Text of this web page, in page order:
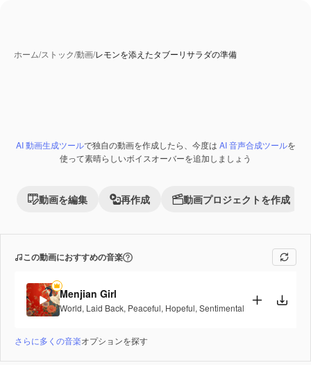
ホーム/ストック/動画/レモンを添えたタブーリサラダの準備
Premium
AI 動画生成ツールで独自の動画を作成したら、今度は AI 音声合成ツールを
使って素晴らしいボイスオーバーを追加しましょう
動画を編集 再作成 動画プロジェクトを作成
この動画におすすめの音楽
Menjian Girl
World, Laid Back, Peaceful, Hopeful, Sentimental
さらに多くの音楽オプションを探す